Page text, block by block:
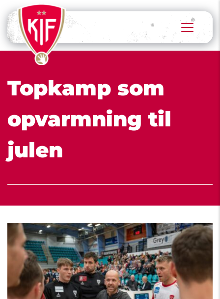
Topkamp som
opvarmning til
julen